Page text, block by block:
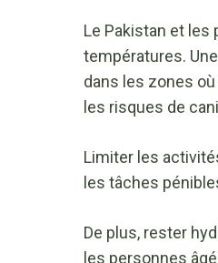
Le Pakistan et les
températures.
dans les zones
les risques de
Limiter les
les tâches
De plus, rester
les personnes